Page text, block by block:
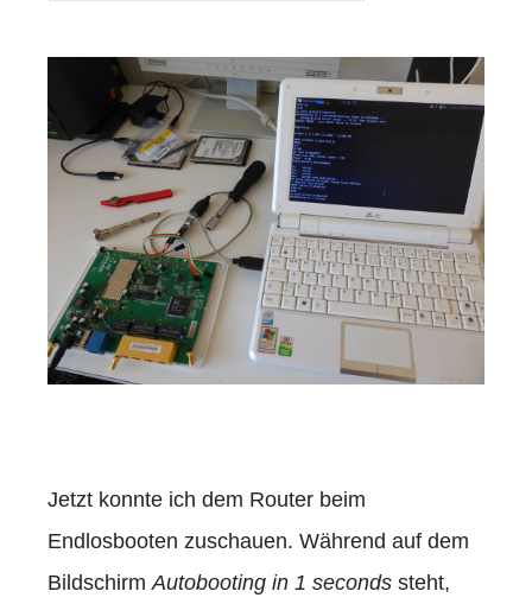
Jetzt konnte ich dem Router beim
Endlosbooten zuschauen. Während auf dem
Bildschirm Autobooting in 1 seconds steht,